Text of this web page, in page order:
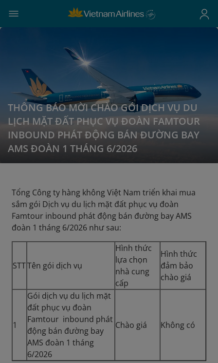
THÔNG BÁO MỜI CHÀO GÓI DỊCH VỤ DU
LỊCH MẶT ĐẤT PHỤC VỤ ĐOÀN FAMTOUR
INBOUND PHÁT ĐỘNG BÁN ĐƯỜNG BAY
AMS ĐOÀN 1 THÁNG 6/2026
Tổng Công ty hàng không Việt Nam triển khai mua
sắm gói Dịch vụ du lịch mặt đất phục vụ đoàn
Famtour inbound phát động bán đường bay AMS
đoàn 1 tháng 6/2026 như sau:
STTTên gói dịch vụ
Hình thức
lựa chọn
nhà cung
cấp
Hình thức
đảm bảo
chào giá
1
Gói dịch vụ du lịch mặt
đất phục vụ đoàn
Famtour inbound phát
động bán đường bay
AMS đoàn 1 tháng
6/2026
Chào giá Không có